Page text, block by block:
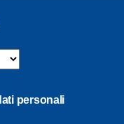
personali